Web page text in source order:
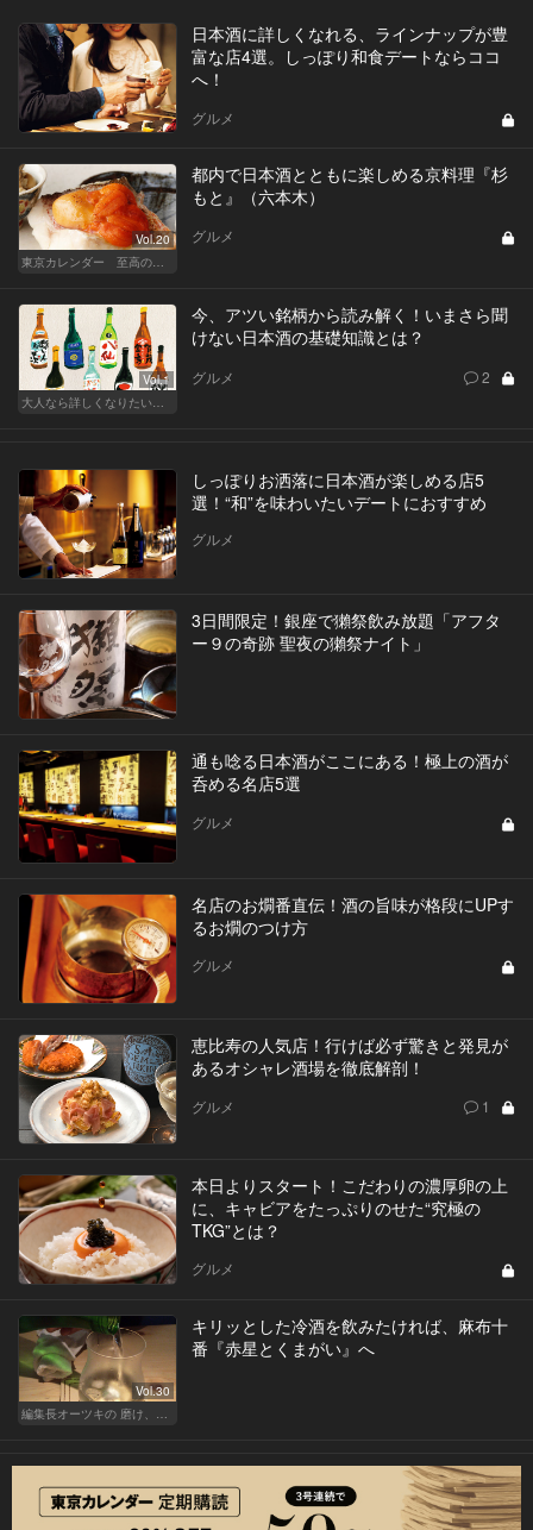
日本酒に詳しくなれる、ラインナップが豊
富な店4選。しっぽり和食デートならココ
へ！
グルメ
Vol.20
東京カレンダー 至高の名店シリーズ
都内で日本酒とともに楽しめる京料理『杉
もと』（六本木）
グルメ
Vol.1
大人なら詳しくなりたい、お酒の基礎知識
今、アツい銘柄から読み解く！いまさら聞
けない日本酒の基礎知識とは？
グルメ 2
しっぽりお洒落に日本酒が楽しめる店5
選！“和”を味わいたいデートにおすすめ
グルメ
3日間限定！銀座で獺祭飲み放題「アフタ
ー９の奇跡 聖夜の獺祭ナイト」
通も唸る日本酒がここにある！極上の酒が
呑める名店5選
グルメ
名店のお燗番直伝！酒の旨味が格段にUPす
るお燗のつけ方
グルメ
恵比寿の人気店！行けば必ず驚きと発見が
あるオシャレ酒場を徹底解剖！
グルメ 1
本日よりスタート！こだわりの濃厚卵の上
に、キャビアをたっぷりのせた“究極の
TKG”とは？
グルメ
Vol.30
キリッとした冷酒を飲みたければ、麻布十
番『赤星とくまがい』へ